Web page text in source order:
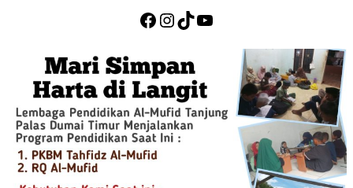
Facebook
Instagram
TikTok
YouTube